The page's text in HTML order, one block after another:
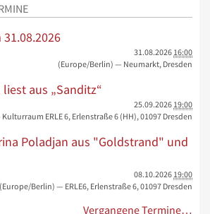
31.08.2026 16:00
(Europe/Berlin) — Neumarkt, Dresden
aus „Sanditz“
25.09.2026 19:00
ERLE 6, Erlenstraße 6 (HH), 01097 Dresden
Poladjan aus "Goldstrand" und
08.10.2026 19:00
(Europe/Berlin) — ERLE6, Erlenstraße 6, 01097 Dresden
Vergangene Termine…